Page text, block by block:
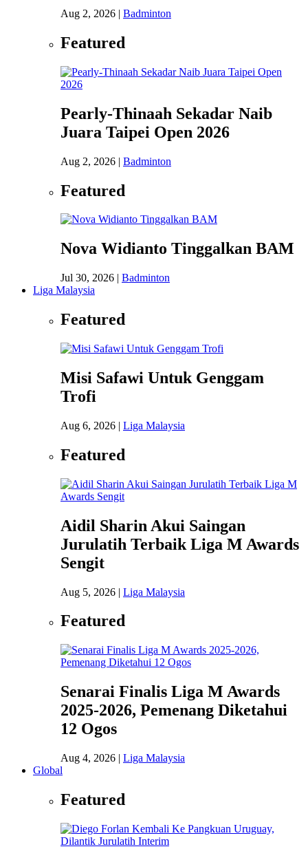
Aug 2, 2026 | Badminton
Featured
Pearly-Thinaah Sekadar Naib
Juara Taipei Open 2026
Aug 2, 2026 | Badminton
Featured
Nova Widianto Tinggalkan BAM
Jul 30, 2026 | Badminton
Liga Malaysia
Featured
Misi Safawi Untuk Genggam
Trofi
Aug 6, 2026 | Liga Malaysia
Featured
Aidil Sharin Akui Saingan
Jurulatih Terbaik Liga M Awards
Sengit
Aug 5, 2026 | Liga Malaysia
Featured
Senarai Finalis Liga M Awards
2025-2026, Pemenang Diketahui
12 Ogos
Aug 4, 2026 | Liga Malaysia
Global
Featured